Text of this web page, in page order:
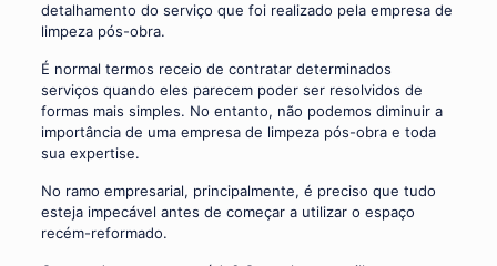
detalhamento do serviço que foi realizado pela empresa de
limpeza pós-obra.
É normal termos receio de contratar determinados
serviços quando eles parecem poder ser resolvidos de
formas mais simples. No entanto, não podemos diminuir a
importância de uma empresa de limpeza pós-obra e toda
sua expertise.
No ramo empresarial, principalmente, é preciso que tudo
esteja impecável antes de começar a utilizar o espaço
recém-reformado.